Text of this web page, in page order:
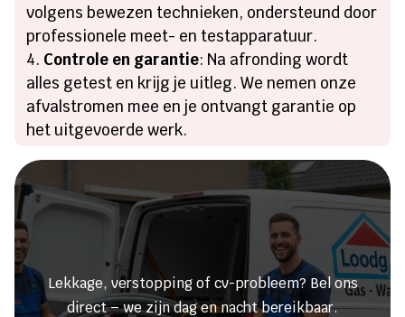
volgens bewezen technieken, ondersteund door
professionele meet- en testapparatuur.
Controle en garantie: Na afronding wordt
alles getest en krijg je uitleg. We nemen onze
afvalstromen mee en je ontvangt garantie op
het uitgevoerde werk.
Heeft u een lekkage of een
verstopping?
Lekkage, verstopping of cv-probleem? Bel ons
direct – we zijn dag en nacht bereikbaar.